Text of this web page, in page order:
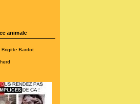
animale
Bardot